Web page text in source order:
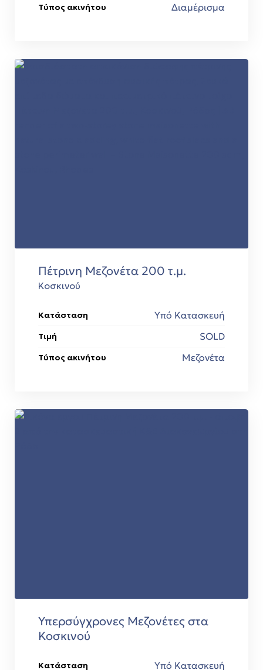
Τύπος ακινήτου Διαμέρισμα
Πέτρινη Μεζονέτα 200 τ.μ.
Κοσκινού
Κατάσταση Υπό Κατασκευή
Τιμή SOLD
Τύπος ακινήτου Μεζονέτα
Υπερσύγχρονες Μεζονέτες στα
Κοσκινού
Κατάσταση Υπό Κατασκευή